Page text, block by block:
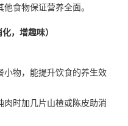
食物保证营养全面。
，增趣味）
小物，能提升饮食的养生效
时加几片山楂或陈皮助消